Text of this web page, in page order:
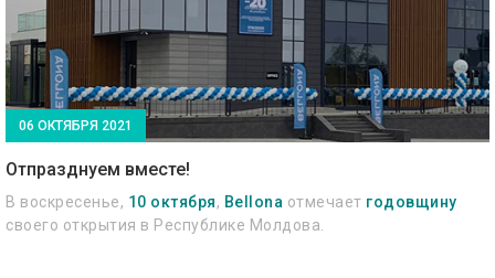
06 ОКТЯБРЯ 2021
Отпразднуем вместе!
В воскресенье, 10 октября, Bellona отмечает годовщину
своего открытия в Республике Молдова.